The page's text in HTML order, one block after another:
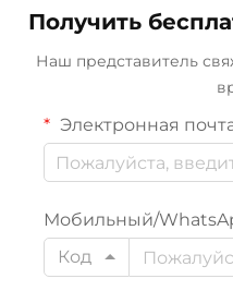
сухой уборки, хит
продаж,
перезаряжаемый
Получить
Наш представитель
Электронная
Мобильный/
Код